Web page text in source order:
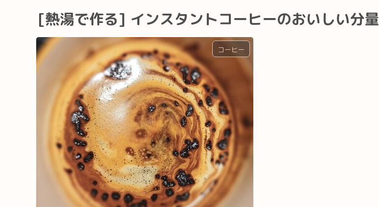
[熱湯で作る] インスタントコーヒーのおいしい分量
コーヒー